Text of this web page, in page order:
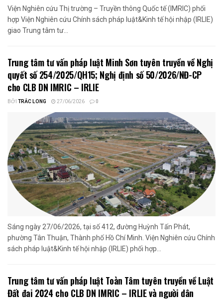
Viện Nghiên cứu Thị trường – Truyền thông Quốc tế (IMRIC) phối
hợp Viện Nghiên cứu Chính sách pháp luật&Kinh tế hội nhập (IRLIE)
giao Trung tâm tư...
Trung tâm tư vấn pháp luật Minh Sơn tuyên truyền về Nghị
quyết số 254/2025/QH15; Nghị định số 50/2026/NĐ-CP
cho CLB DN IMRIC – IRLIE
BỞI TRẮC LONG 27/06/2026 0
Sáng ngày 27/06/2026, tại số 412, đường Huỳnh Tấn Phát,
phường Tân Thuận, Thành phố Hồ Chí Minh. Viện Nghiên cứu Chính
sách pháp luật&Kinh tế hội nhập (IRLIE) phối hợp...
Trung tâm tư vấn pháp luật Toàn Tâm tuyên truyền về Luật
Đất đai 2024 cho CLB DN IMRIC – IRLIE và người dân